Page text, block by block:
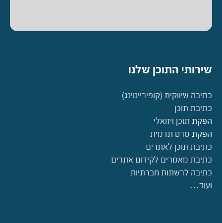
שירותי התוכן שלנו
כתיבה שיווקית (קופירייטינג)
כתיבת תוכן
הפקת תוכן ויזואלי
הפקת סרט תדמית
כתיבת תוכן לאתרים
כתיבת מאמרים לקידום אתרים
כתיבה לרשתות חברתיות
ועוד…